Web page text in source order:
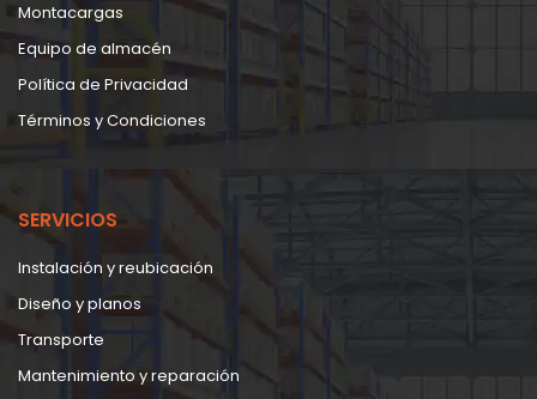
Montacargas
Equipo de almacén
Política de Privacidad
Términos y Condiciones
SERVICIOS
Instalación y reubicación
Diseño y planos
Transporte
Mantenimiento y reparación